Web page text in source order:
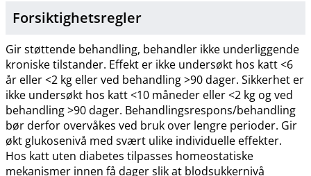
Forsiktighetsregler
Gir støttende behandling, behandler ikke underliggende
kroniske tilstander. Effekt er ikke undersøkt hos katt <6
år eller <2 kg eller ved behandling >90 dager. Sikkerhet er
ikke undersøkt hos katt <10 måneder eller <2 kg og ved
behandling >90 dager. Behandlingsrespons​/​behandling
bør derfor overvåkes ved bruk over lengre perioder. Gir
økt glukosenivå med svært ulike individuelle effekter.
Hos katt uten diabetes tilpasses homeostatiske
mekanismer innen få dager slik at blodsukkernivå